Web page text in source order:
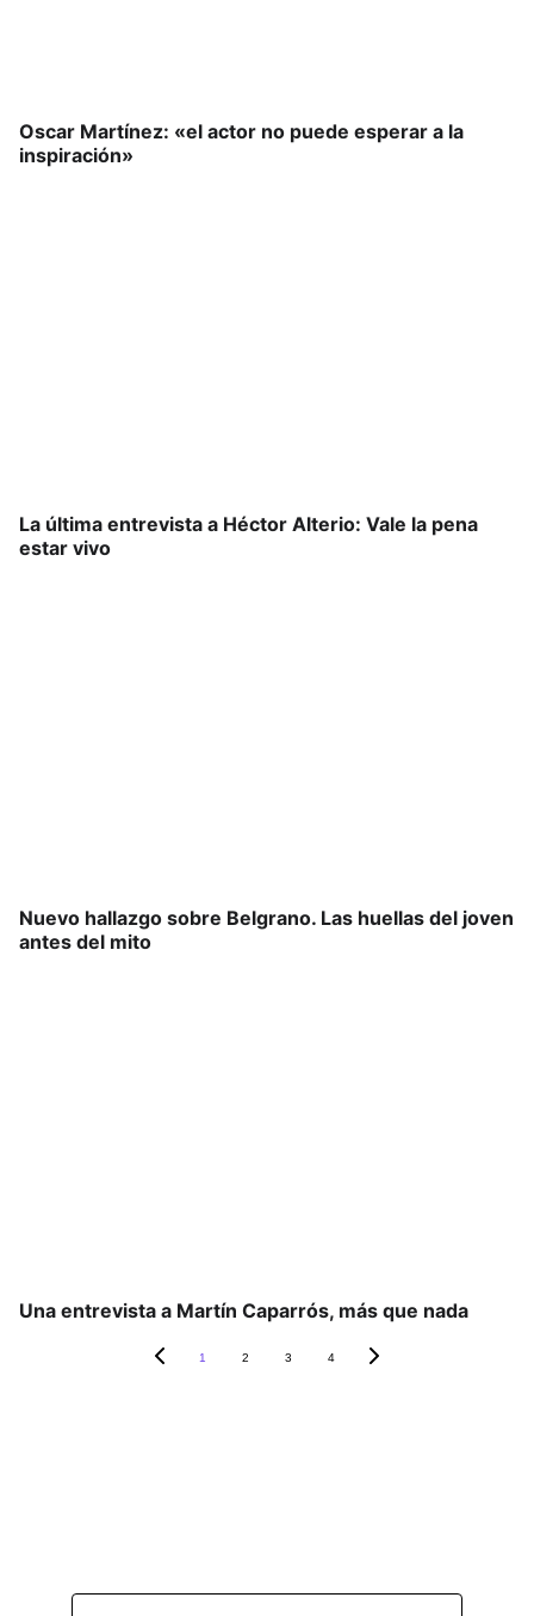
Oscar Martínez: «el actor no puede esperar a la
inspiración»
La última entrevista a Héctor Alterio: Vale la pena
estar vivo
Nuevo hallazgo sobre Belgrano. Las huellas del joven
antes del mito
Una entrevista a Martín Caparrós, más que nada
1 2 3 4